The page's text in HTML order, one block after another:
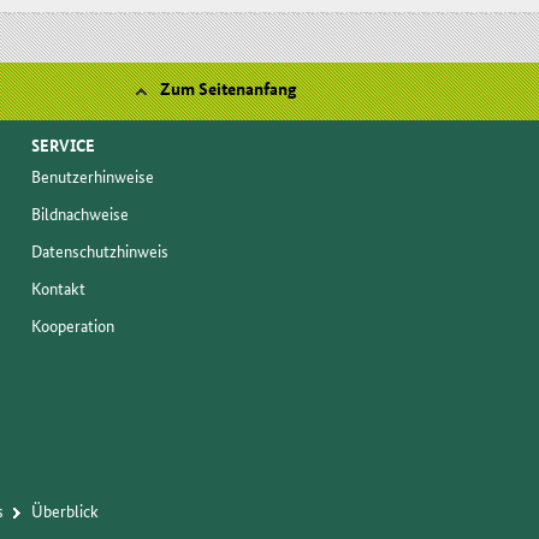
Zum Seitenanfang
SERVICE
Be­nut­zer­hin­wei­se
Bild­nach­wei­se
Da­ten­schutz­hin­weis
Kon­takt
Ko­ope­ra­ti­on
Über­blick